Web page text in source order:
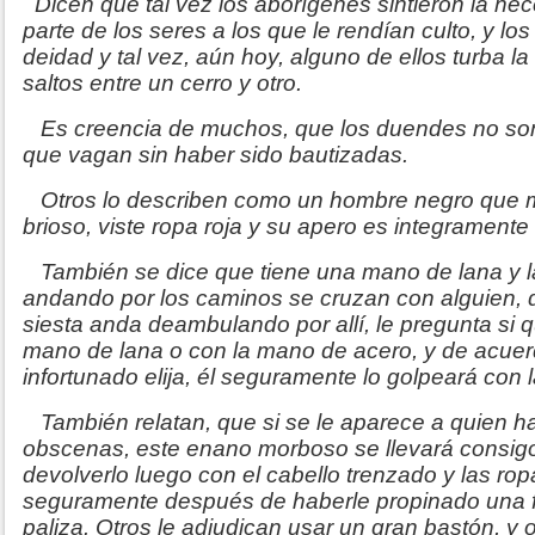
parte de los seres a los que le rendían culto, y
deidad y tal vez, aún hoy, alguno de ellos turba
saltos entre un cerro y otro.
Es creencia de muchos, que los duendes no
que vagan sin haber sido bautizadas.
Otros lo describen como un hombre negro que
brioso, viste ropa roja y su apero es integramente
También se dice que tiene una mano de lana y
andando por los caminos se cruzan con alguien,
siesta anda deambulando por allí, le pregunta si
mano de lana o con la mano de acero, y de
infortunado elija, él seguramente lo golpeará con
También relatan, que si se le aparece a quien
obscenas, este enano morboso se llevará
devolverlo luego con el cabello trenzado y las
seguramente después de haberle propinado una
paliza. Otros le adjudican usar un gran bastón, y